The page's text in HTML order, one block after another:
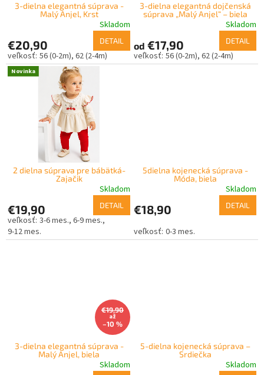
t
o
v
3-dielna elegantná súprava -
Malý Anjel, Krst
Skladom
€20,90 DETAIL
56 (0-2m) 62 (2-4m)
3-dielna elegantná dojčenská
súprava „Malý Anjel“ – biela
Skladom
od €17,90 DETAIL
56 (0-2m) 62 (2-4m)
Novinka
2 dielna súprava pre bábätká-
Zajačik
Skladom
€19,90 DETAIL
3-6 mes. 6-9 mes.
9-12 mes.
5dielna kojenecká súprava -
Móda, biela
Skladom
€18,90 DETAIL
0-3 mes.
€19,90
až
–10 %
3-dielna elegantná súprava -
Malý Anjel, biela
Skladom
5-dielna kojenecká súprava –
Srdiečka
Skladom